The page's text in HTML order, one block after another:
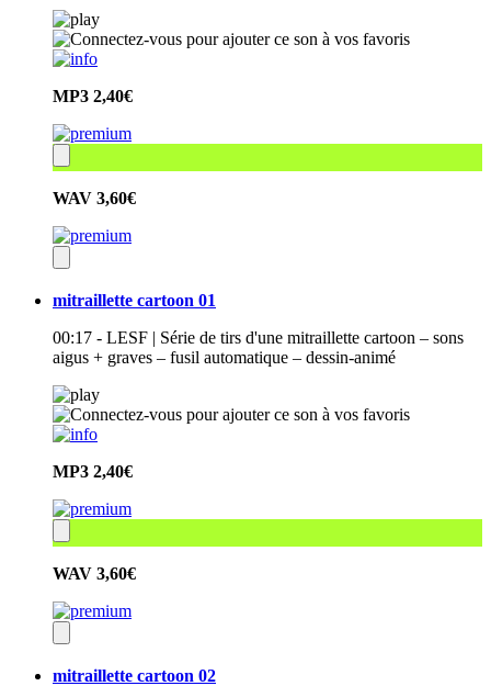
MP3 2,40€
WAV 3,60€
mitraillette cartoon 01
00:17 - LESF | Série de tirs d'une mitraillette cartoon – sons
aigus + graves – fusil automatique – dessin-animé
MP3 2,40€
WAV 3,60€
mitraillette cartoon 02